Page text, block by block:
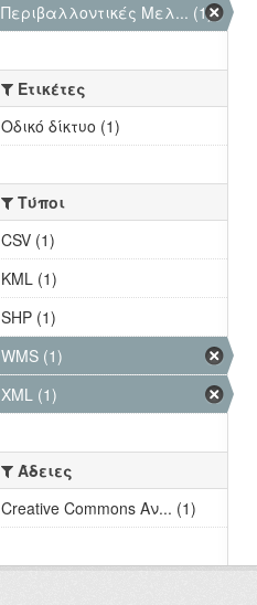
Περιβαλλοντικές Μελ... (1)
Ετικέτες
Οδικό δίκτυο (1)
Τύποι
CSV (1)
KML (1)
SHP (1)
WMS (1)
XML (1)
Άδειες
Creative Commons Αν... (1)